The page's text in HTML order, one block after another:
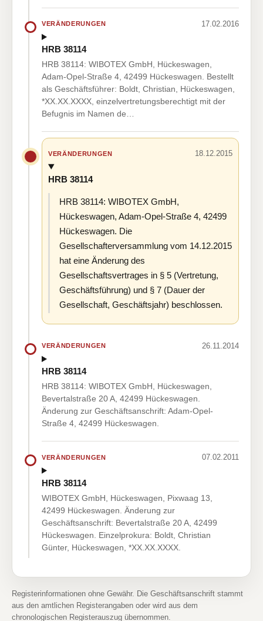
VERÄNDERUNGEN 17.02.2016
HRB 38114
HRB 38114: WIBOTEX GmbH, Hückeswagen,
Adam-Opel-Straße 4, 42499 Hückeswagen. Bestellt
als Geschäftsführer: Boldt, Christian, Hückeswagen,
*XX.XX.XXXX, einzelvertretungsberechtigt mit der
Befugnis im Namen de…
VERÄNDERUNGEN 18.12.2015
HRB 38114
HRB 38114: WIBOTEX GmbH,
Hückeswagen, Adam-Opel-Straße 4, 42499
Hückeswagen. Die
Gesellschafterversammlung vom 14.12.2015
hat eine Änderung des
Gesellschaftsvertrages in § 5 (Vertretung,
Geschäftsführung) und § 7 (Dauer der
Gesellschaft, Geschäftsjahr) beschlossen.
VERÄNDERUNGEN 26.11.2014
HRB 38114
HRB 38114: WIBOTEX GmbH, Hückeswagen,
Bevertalstraße 20 A, 42499 Hückeswagen.
Änderung zur Geschäftsanschrift: Adam-Opel-
Straße 4, 42499 Hückeswagen.
VERÄNDERUNGEN 07.02.2011
HRB 38114
WIBOTEX GmbH, Hückeswagen, Pixwaag 13,
42499 Hückeswagen. Änderung zur
Geschäftsanschrift: Bevertalstraße 20 A, 42499
Hückeswagen. Einzelprokura: Boldt, Christian
Günter, Hückeswagen, *XX.XX.XXXX.
Registerinformationen ohne Gewähr. Die Geschäftsanschrift stammt
aus den amtlichen Registerangaben oder wird aus dem
chronologischen Registerauszug übernommen.